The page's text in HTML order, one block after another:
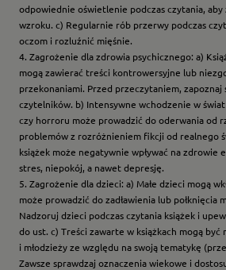
odpowiednie oświetlenie podczas czytania, aby
wzroku. c) Regularnie rób przerwy podczas
oczom i rozluźnić mięśnie.
4. Zagrożenie dla zdrowia psychicznego: a)
mogą zawierać treści kontrowersyjne lub
przekonaniami. Przed przeczytaniem, zapoznaj
czytelników. b) Intensywne wchodzenie w
czy horroru może prowadzić do oderwania od
problemów z rozróżnieniem fikcji od realnego
książek może negatywnie wpływać na zdrowie
stres, niepokój, a nawet depresję.
5. Zagrożenie dla dzieci: a) Małe dzieci mogą
może prowadzić do zadławienia lub połknięcia
Nadzoruj dzieci podczas czytania książek i
do ust. c) Treści zawarte w książkach mogą
i młodzieży ze względu na swoją tematykę
Zawsze sprawdzaj oznaczenia wiekowe i